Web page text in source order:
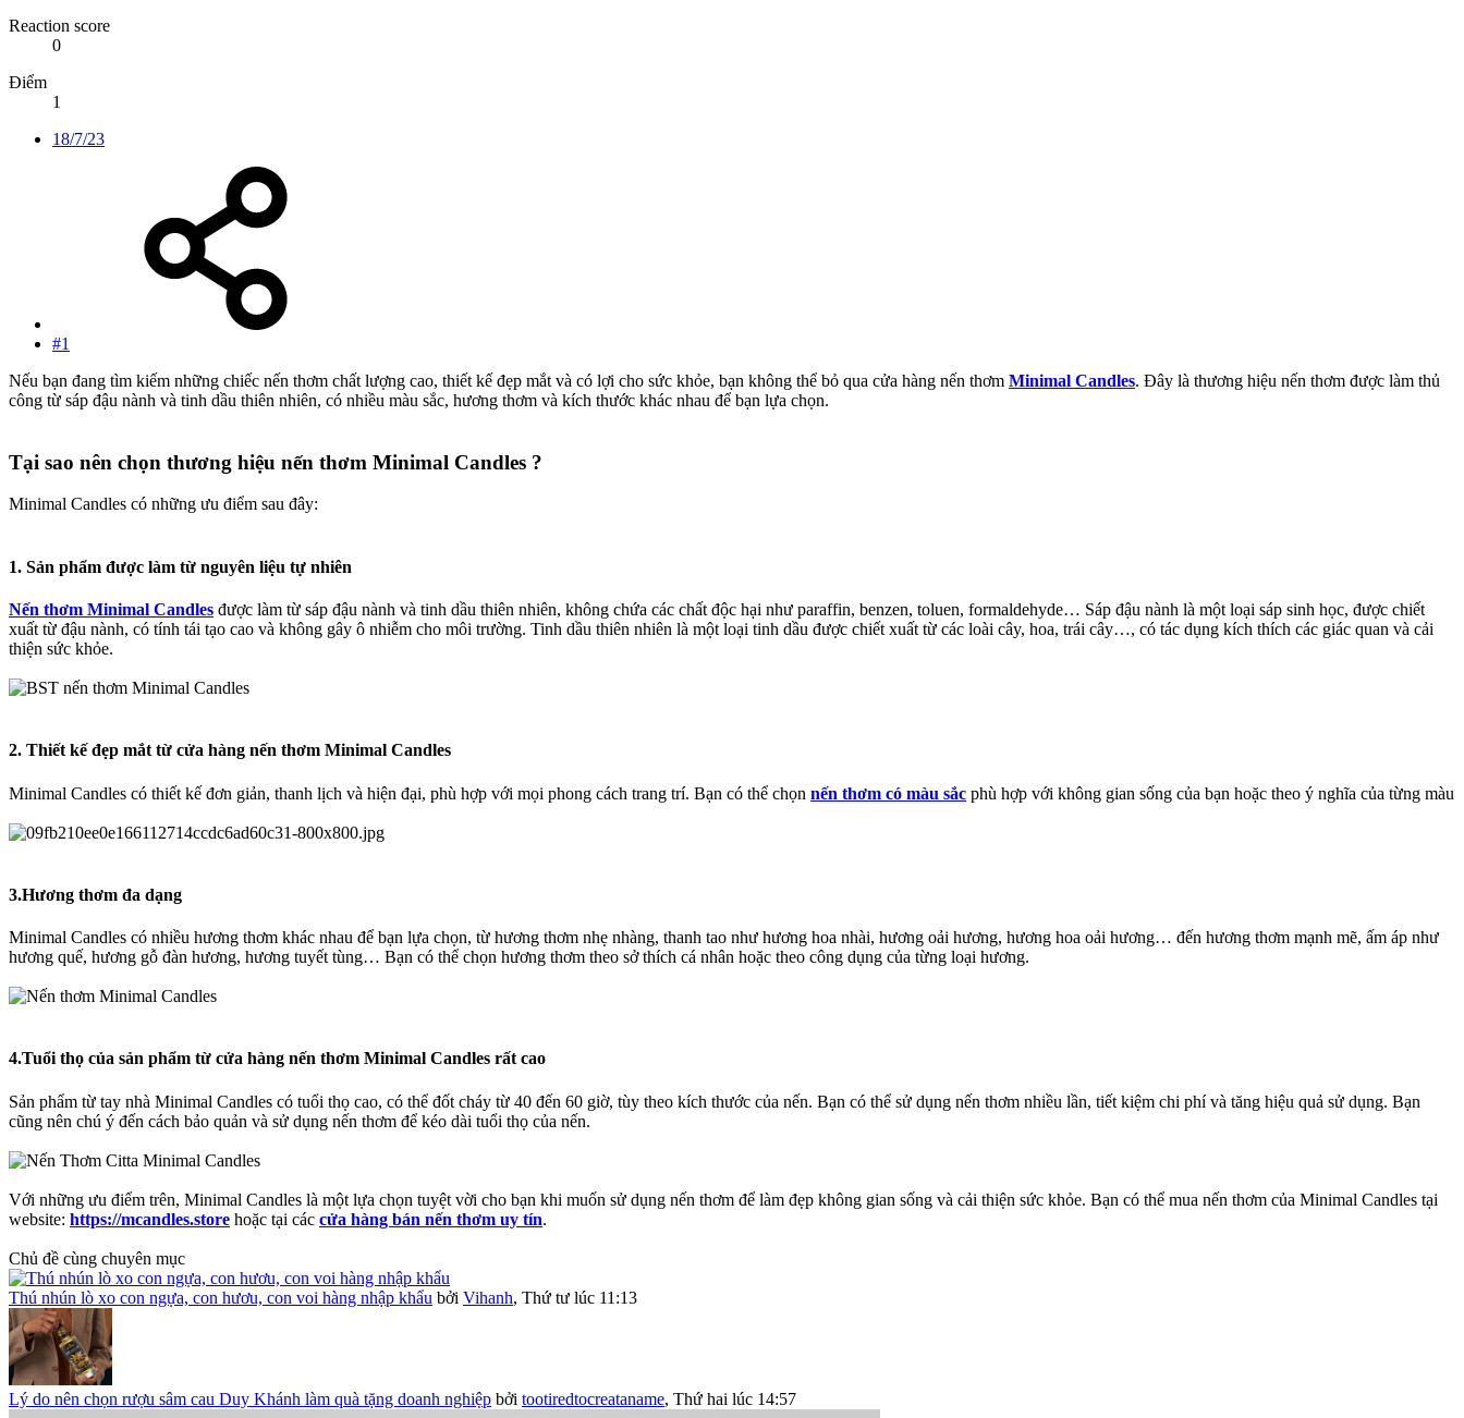
Reaction score
0
Điểm
1
18/7/23
#1
Nếu bạn đang tìm kiếm những chiếc nến thơm chất lượng cao, thiết kế đẹp mắt và có lợi cho sức khỏe, bạn không thể bỏ qua cửa hàng nến thơm Minimal Candles. Đây là thương hiệu nến thơm được làm thủ
công từ sáp đậu nành và tinh dầu thiên nhiên, có nhiều màu sắc, hương thơm và kích thước khác nhau để bạn lựa chọn.
Tại sao nên chọn thương hiệu nến thơm Minimal Candles ?​
Minimal Candles có những ưu điểm sau đây:
1. Sản phẩm được làm từ nguyên liệu tự nhiên
Nến thơm Minimal Candles được làm từ sáp đậu nành và tinh dầu thiên nhiên, không chứa các chất độc hại như paraffin, benzen, toluen, formaldehyde… Sáp đậu nành là một loại sáp sinh học, được chiết
xuất từ đậu nành, có tính tái tạo cao và không gây ô nhiễm cho môi trường. Tinh dầu thiên nhiên là một loại tinh dầu được chiết xuất từ các loài cây, hoa, trái cây…, có tác dụng kích thích các giác quan và cải
thiện sức khỏe.
2. Thiết kế đẹp mắt từ cửa hàng nến thơm Minimal Candles
Minimal Candles có thiết kế đơn giản, thanh lịch và hiện đại, phù hợp với mọi phong cách trang trí. Bạn có thể chọn nến thơm có màu sắc phù hợp với không gian sống của bạn hoặc theo ý nghĩa của từng màu
3.Hương thơm đa dạng
Minimal Candles có nhiều hương thơm khác nhau để bạn lựa chọn, từ hương thơm nhẹ nhàng, thanh tao như hương hoa nhài, hương oải hương, hương hoa oải hương… đến hương thơm mạnh mẽ, ấm áp như
hương quế, hương gỗ đàn hương, hương tuyết tùng… Bạn có thể chọn hương thơm theo sở thích cá nhân hoặc theo công dụng của từng loại hương.
4.Tuổi thọ của sản phẩm từ cửa hàng nến thơm Minimal Candles rất cao
Sản phẩm từ tay nhà Minimal Candles có tuổi thọ cao, có thể đốt cháy từ 40 đến 60 giờ, tùy theo kích thước của nến. Bạn có thể sử dụng nến thơm nhiều lần, tiết kiệm chi phí và tăng hiệu quả sử dụng. Bạn
cũng nên chú ý đến cách bảo quản và sử dụng nến thơm để kéo dài tuổi thọ của nến.
Với những ưu điểm trên, Minimal Candles là một lựa chọn tuyệt vời cho bạn khi muốn sử dụng nến thơm để làm đẹp không gian sống và cải thiện sức khỏe. Bạn có thể mua nến thơm của Minimal Candles tại
website: https://mcandles.store hoặc tại các cửa hàng bán nến thơm uy tín.
Chủ đề cùng chuyên mục
Thú nhún lò xo con ngựa, con hươu, con voi hàng nhập khẩu bởi Vihanh, Thứ tư lúc 11:13
Lý do nên chọn rượu sâm cau Duy Khánh làm quà tặng doanh nghiệp bởi tootiredtocreataname, Thứ hai lúc 14:57